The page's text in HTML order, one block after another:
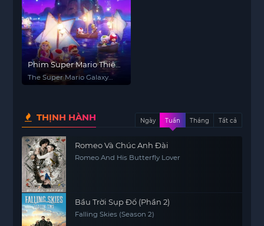
Phim Super Mario Thiên
Hà
The Super Mario Galaxy
THỊNH HÀNH Ngày Tuần Tháng Tất cả
Romeo Và Chúc Anh Đài
Romeo And His Butterfly Lover
Bầu Trời Sụp Đổ (Phần 2)
Falling Skies (Season 2)